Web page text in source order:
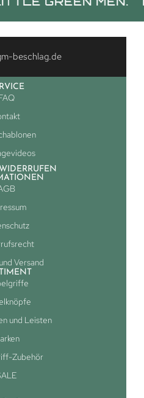
beschlag.de
Versand
und Leisten
Zubehör